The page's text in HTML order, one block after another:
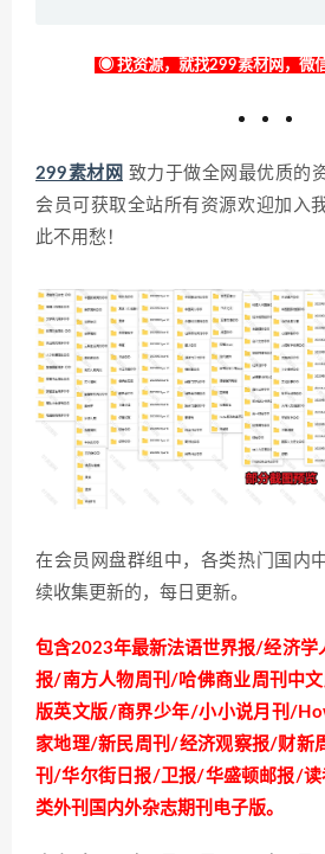
◉ 找资源，就找299素材网，微
299素材网 致力于做全网最优质的
会员可获取全站所有资源欢迎加入
此不用愁！
在会员网盘群组中，各类热门国内
续收集更新的，每日更新。
包含2023年最新法语世界报/经济学
报/南方人物周刊/哈佛商业周刊中
版英文版/商界少年/小小说月刊/
家地理/新民周刊/经济观察报/财新
刊/华尔街日报/卫报/华盛顿邮报/
类外刊国内外杂志期刊电子版。